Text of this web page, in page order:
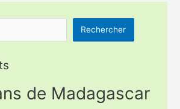
Rechercher
de Madagascar